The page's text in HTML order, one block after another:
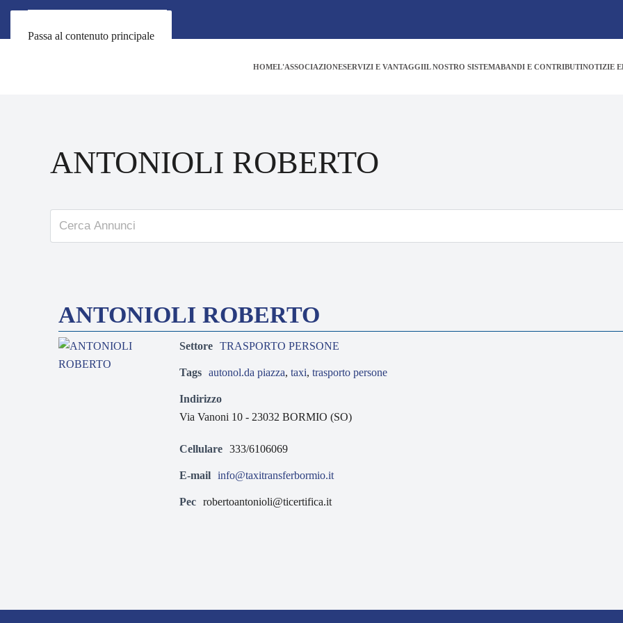
Passa al contenuto principale
HOMEL'ASSOCIAZIONESERVIZI E VANTAGGIIL NOSTRO SISTEMABANDI E CONTRIBUTINOTIZIE
ANTONIOLI ROBERTO
ANTONIOLI ROBERTO
Settore TRASPORTO PERSONE
Tags autonol.da piazza, taxi, trasporto persone
Indirizzo
Via Vanoni 10 - 23032 BORMIO (SO)
Cellulare 333/6106069
E-mail info@taxitransferbormio.it
Pec robertoantonioli@ticertifica.it